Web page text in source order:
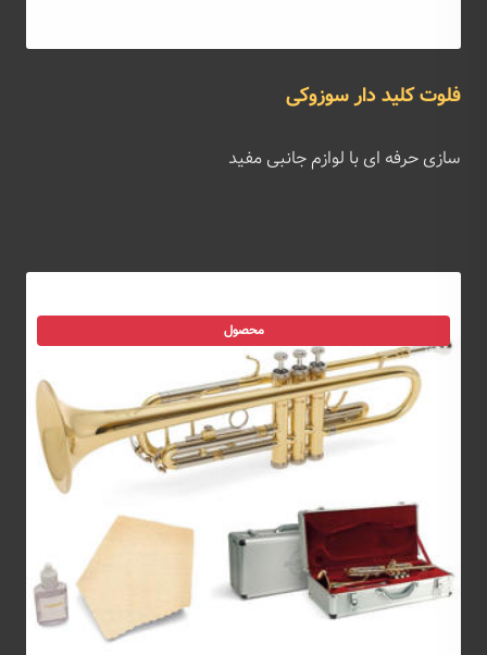
فلوت کلید دار سوزوکی
سازی حرفه ای با لوازم جانبی مفید
محصول